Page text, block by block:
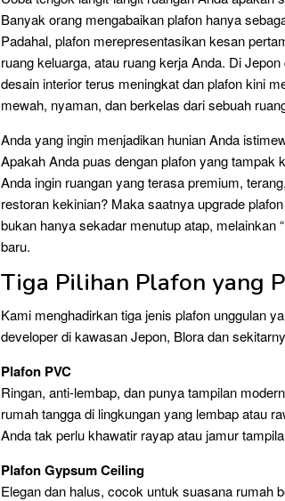
Banyak orang mengabaikan plafon hanya
Padahal, plafon merepresentasikan kesan
ruang keluarga, atau ruang kerja Anda. Di
desain interior terus meningkat dan plafon kini
mewah, nyaman, dan berkelas dari sebuah
Anda yang ingin menjadikan hunian Anda
Apakah Anda puas dengan plafon yang
Anda ingin ruangan yang terasa premium,
restoran kekinian? Maka saatnya upgrade
bukan hanya sekadar menutup atap, melainkan
baru.
Tiga Pilihan Plafon yang
Kami menghadirkan tiga jenis plafon unggulan
developer di kawasan Jepon, Blora dan
Plafon PVC
Ringan, anti-lembap, dan punya tampilan
rumah tangga di lingkungan yang lembap atau
Anda tak perlu khawatir rayap atau jamur
Plafon Gypsum Ceiling
Elegan dan halus, cocok untuk suasana rumah